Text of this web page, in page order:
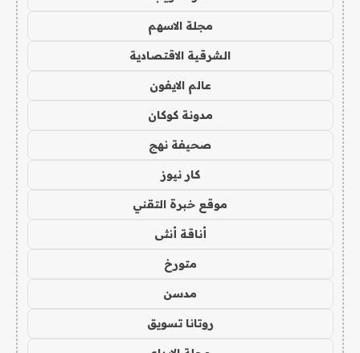
مجلة الاسهم
الشرقية الاقتصادية
عالم الايفون
مدونة كوكان
صحيفة نهج
كار نيوز
موقع خبرة التقني
أناقة أنثى
متورخ
مدسن
روتانا تسويق